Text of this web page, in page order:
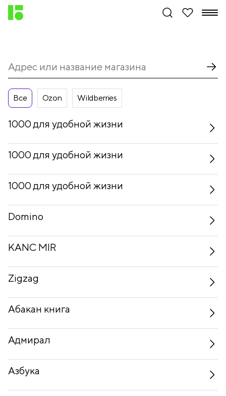
Все Ozon Wildberries
1000 для удобной жизни
1000 для удобной жизни
1000 для удобной жизни
Domino
KANC MIR
Zigzag
Абакан книга
Адмирал
Азбука